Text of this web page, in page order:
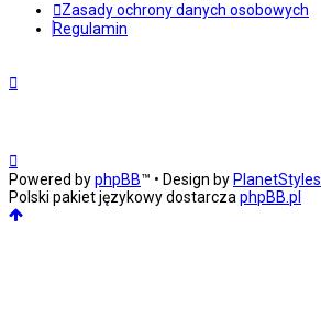
Zasady ochrony danych osobowych
Regulamin
Powered byphpBB™ • Design by PlanetStyles
Polski pakiet językowy dostarczaphpBB.pl